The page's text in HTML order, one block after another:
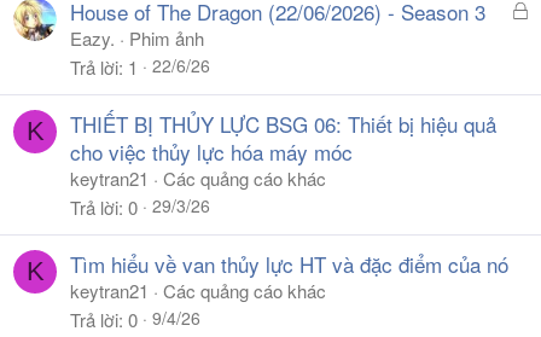
Đ
h
House of The Dragon (22/06/2026) - Season 3
Eazy.
Phim ảnh
Trả lời 1 22/6/26
K
THIẾT BỊ THỦY LỰC BSG 06: Thiết bị hiệu quả
cho việc thủy lực hóa máy móc
keytran21
Các quảng cáo khác
Trả lời 0 29/3/26
K Tìm hiểu về van thủy lực HT và đặc điểm của nó
keytran21
Các quảng cáo khác
Trả lời 0 9/4/26